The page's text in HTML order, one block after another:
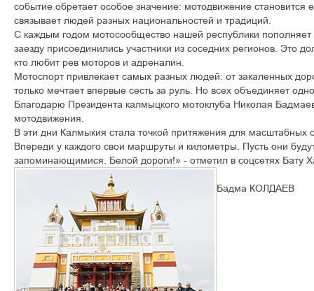
событие обретает особое значение: мотодвижение становится
связывает людей разных национальностей и традиций.
С каждым годом мотосообщество нашей республики пополняет
заезду присоединились участники из соседних регионов. Это
кто любит рев моторов и адреналин.
Мотоспорт привлекает самых разных людей: от закаленных
только мечтает впервые сесть за руль. Но всех объединяет
Благодарю Президента калмыцкого мотоклуба Николая
мотодвижения.
В эти дни Калмыкия стала точкой притяжения для масштабных
Впереди у каждого свои маршруты и километры. Пусть они
запоминающимися. Белой дороги!» - отметил в соцсетях Бату
Бадма КОЛДАЕВ